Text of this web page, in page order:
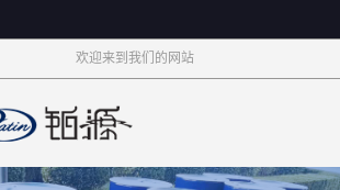
欢迎来到我们的网站